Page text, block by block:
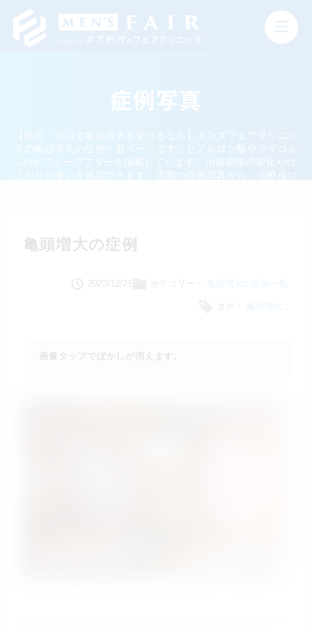
症例写真
【埼玉・川口で亀頭増大を受けるなら】メンズフェアクリニッ
クの亀頭増大の症例一覧ページです。ヒアルロン酸やライコル
Gのビフォーアフターを掲載しています。治療前後の変化や仕
上がりの違いを確認できます。実際の症例写真から、治療後に
亀頭増大の症例
2023/12/21 カテゴリー： 亀頭増大の症例一覧
タグ： 亀頭増大
画像タップでぼかしが消えます。